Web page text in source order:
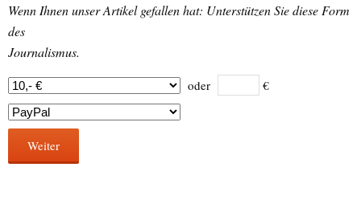
Wenn Ihnen unser Artikel gefallen hat: Unterstützen Sie diese Form
des
Journalismus.
oder €
Weiter